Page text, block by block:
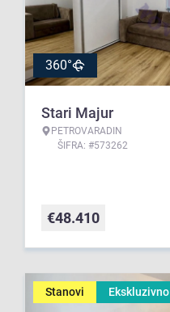
360°
Stari Majur
PETROVARADIN
ŠIFRA: #573262
€48.410
Stanovi Ekskluzivno